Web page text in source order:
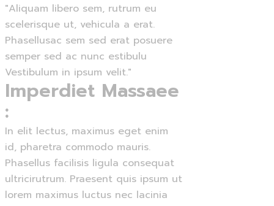
"Aliquam libero sem, rutrum eu
scelerisque ut, vehicula a erat.
Phasellusac sem sed erat posuere
semper sed ac nunc estibulu
Vestibulum in ipsum velit."
Imperdiet Massaee
:
In elit lectus, maximus eget enim
id, pharetra commodo mauris.
Phasellus facilisis ligula consequat
ultricirutrum. Praesent quis ipsum ut
lorem maximus luctus nec lacinia